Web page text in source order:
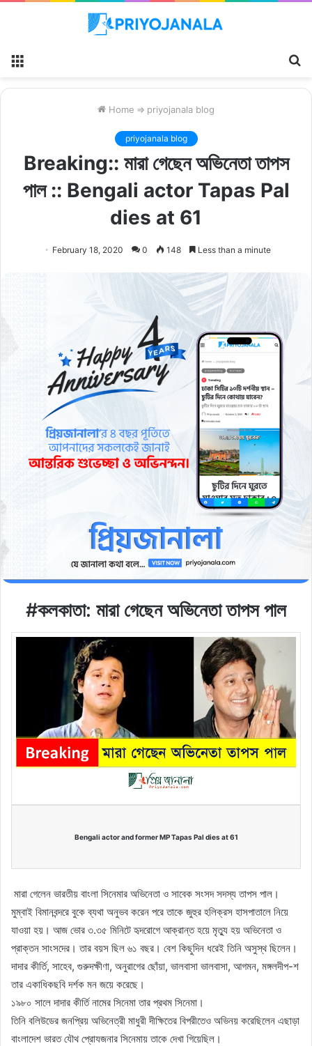
Home ⇒ priyojanala blog
priyojanala blog
Breaking:: মারা গেছেন অভিনেতা তাপস
পাল :: Bengali actor Tapas Pal
dies at 61
February 18, 2020 0 148 Less than a minute
#কলকাতা: মারা গেছেন অভিনেতা তাপস পাল
Bengali actor and former MP Tapas Pal dies at 61
মারা গেলেন ভারতীয় বাংলা সিনেমার অভিনেতা ও সাবেক সংসদ সদস্য তাপস পাল।
মুম্বাই বিমানবন্দরে বুকে ব্যথা অনুভব করেন পরে তাকে জুহুর হলিক্রস হাসপাতালে নিয়ে
যাওয়া হয়। আজ ভোর ৩.৩৫ মিনিটে হৃদরোগে আক্রান্ত হয়ে মৃত্যু হয় অভিনেতা ও
প্রাক্তন সাংসদের। তার বয়স ছিল ৬১ বছর। বেশ কিছুদিন ধরেই তিনি অসুস্থ ছিলেন।
দাদার কীর্তি, সাহেব, গুরুদক্ষীণা, অনুরাগের ছোঁয়া, ভালবাসা ভালবাসা, আগমন, মঙ্গলদীপ-শ
তার একাধিকছবি দর্শক মন জয়ে করেছে।
১৯৮০ সালে দাদার কীর্তি নামের সিনেমা তার প্রথম সিনেমা।
তিনি বলিউডের জনপ্রিয় অভিনেত্রী মাধুরী দীক্ষিতের বিপরীতেও অভিনয় করেছিলেন এছাড়া
বাংলাদেশ ভারত যৌথ প্রোযজনার সিনেমায় তাকে দেখা গিয়েছিল।